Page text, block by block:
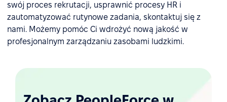
swój proces rekrutacji, usprawnić procesy HR i
zautomatyzować rutynowe zadania, skontaktuj się z
nami. Możemy pomóc Ci wdrożyć nową jakość w
profesjonalnym zarządzaniu zasobami ludzkimi.